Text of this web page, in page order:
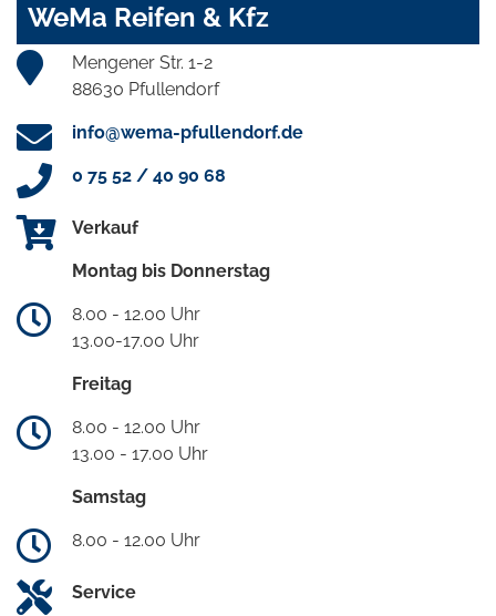
WeMa Reifen & Kfz
Mengener Str. 1-2
88630 Pfullendorf
info@wema-pfullendorf.de
0 75 52 / 40 90 68
Verkauf
Montag bis Donnerstag
8.00 - 12.00 Uhr
13.00-17.00 Uhr
Freitag
8.00 - 12.00 Uhr
13.00 - 17.00 Uhr
Samstag
8.00 - 12.00 Uhr
Service